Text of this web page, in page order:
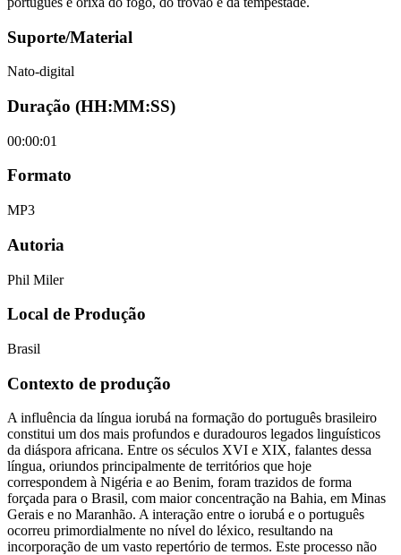
Suporte/Material
Nato-digital
Duração (HH:MM:SS)
00:00:01
Formato
MP3
Autoria
Phil Miler
Local de Produção
Brasil
Contexto de produção
A influência da língua iorubá na formação do português brasileiro
constitui um dos mais profundos e duradouros legados linguísticos
da diáspora africana. Entre os séculos XVI e XIX, falantes dessa
língua, oriundos principalmente de territórios que hoje
correspondem à Nigéria e ao Benim, foram trazidos de forma
forçada para o Brasil, com maior concentração na Bahia, em Minas
Gerais e no Maranhão. A interação entre o iorubá e o português
ocorreu primordialmente no nível do léxico, resultando na
incorporação de um vasto repertório de termos. Este processo não